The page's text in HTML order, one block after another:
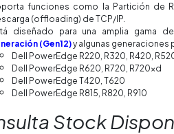
funciones como la Partición de
(offloading) de TCP/IP.
diseñado para una amplia gama
(Gen12)y algunas
Dell PowerEdge R220, R320, R420,
Dell PowerEdge R620, R720, R720xd
Dell PowerEdge T420, T620
Dell PowerEdge R815, R820, R910
Stock